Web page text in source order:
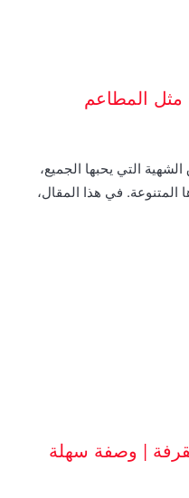
المطاعم
التي يحبها الجميع،
المتنوعة. في هذا المقال،
| وصفة سهلة